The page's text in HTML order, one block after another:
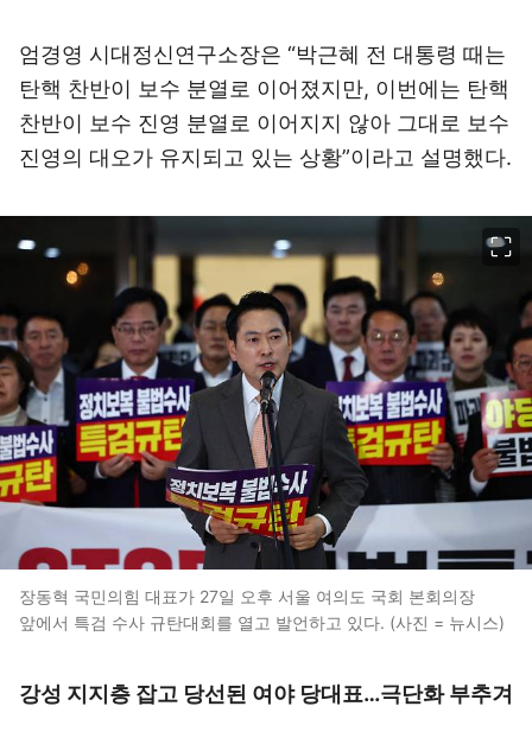
엄경영 시대정신연구소장은 “박근혜 전 대통령 때는
탄핵 찬반이 보수 분열로 이어졌지만, 이번에는 탄핵
찬반이 보수 진영 분열로 이어지지 않아 그대로 보수
진영의 대오가 유지되고 있는 상황”이라고 설명했다.
장동혁 국민의힘 대표가 27일 오후 서울 여의도 국회 본회의장
앞에서 특검 수사 규탄대회를 열고 발언하고 있다. (사진 = 뉴시스)
강성 지지층 잡고 당선된 여야 당대표…극단화 부추겨